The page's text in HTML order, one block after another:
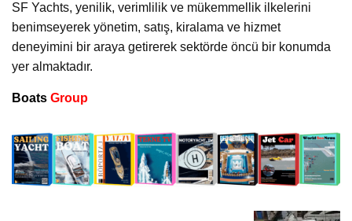
SF Yachts, yenilik, verimlilik ve mükemmellik ilkelerini
benimseyerek yönetim, satış, kiralama ve hizmet
deneyimini bir araya getirerek sektörde öncü bir konumda
yer almaktadır.
Boats Group